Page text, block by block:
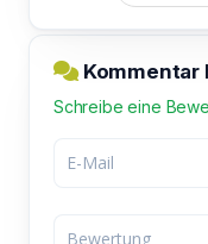
Kommentar
Schreibe eine